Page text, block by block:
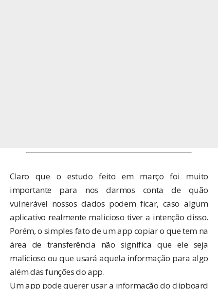
Claro que o estudo feito em março foi muito
importante para nos darmos conta de quão
vulnerável nossos dados podem ficar, caso algum
aplicativo realmente malicioso tiver a intenção disso.
Porém, o simples fato de um app copiar o que tem na
área de transferência não significa que ele seja
malicioso ou que usará aquela informação para algo
além das funções do app.
Um app pode querer usar a informação do clipboard